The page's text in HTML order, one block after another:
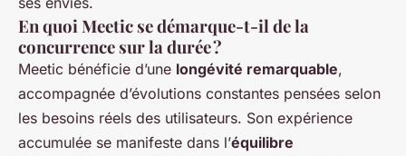
En quoi Meetic se démarque-t-il de la
concurrence sur la durée ?
Meetic bénéficie d’une longévité remarquable,
accompagnée d’évolutions constantes pensées selon
les besoins réels des utilisateurs. Son expérience
accumulée se manifeste dans l’équilibre